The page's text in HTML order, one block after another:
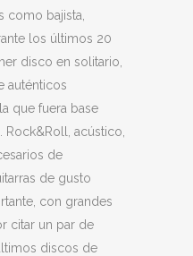
como bajista,
los últimos 20
disco en solitario,
auténticos
que fuera base
acústico,
de
de gusto
con grandes
citar un par de
discos de